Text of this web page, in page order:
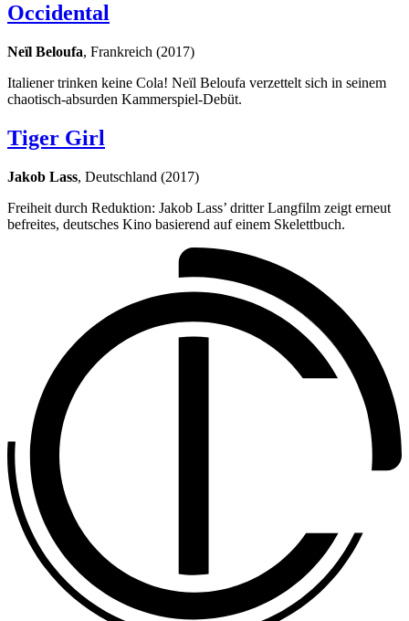
Occidental
Neïl Beloufa, Frankreich (2017)
Italiener trinken keine Cola! Neïl Beloufa verzettelt sich in seinem
chaotisch-absurden Kammerspiel-Debüt.
Tiger Girl
Jakob Lass, Deutschland (2017)
Freiheit durch Reduktion: Jakob Lass’ dritter Langfilm zeigt erneut
befreites, deutsches Kino basierend auf einem Skelettbuch.